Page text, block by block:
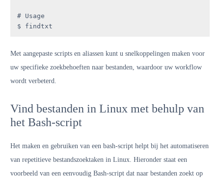
# Usage
$ findtxt
Met aangepaste scripts en aliassen kunt u snelkoppelingen maken voor
uw specifieke zoekbehoeften naar bestanden, waardoor uw workflow
wordt verbeterd.
Vind bestanden in Linux met behulp van
het Bash-script
Het maken en gebruiken van een bash-script helpt bij het automatiseren
van repetitieve bestandszoektaken in Linux. Hieronder staat een
voorbeeld van een eenvoudig Bash-script dat naar bestanden zoekt op